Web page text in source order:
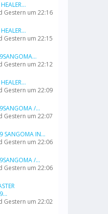
Gestern um 22:16
Gestern um 22:15
Gestern um 22:12
Gestern um 22:09
/...
Gestern um 22:07
SANGOMA IN...
Gestern um 22:06
/...
Gestern um 22:06
Gestern um 22:02